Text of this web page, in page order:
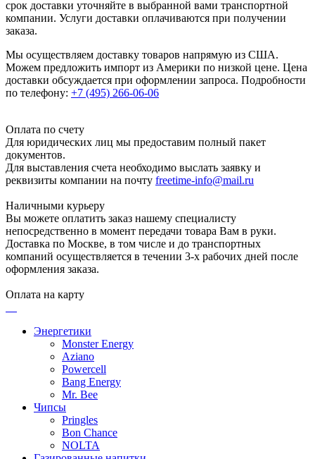
срок доставки уточняйте в выбранной вами транспортной
компании. Услуги доставки оплачиваются при получении
заказа.
Мы осуществляем доставку товаров напрямую из США.
Можем предложить импорт из Америки по низкой цене. Цена
доставки обсуждается при оформлении запроса. Подробности
по телефону: +7 (495) 266-06-06
Оплата по счету
Для юридических лиц мы предоставим полный пакет
документов.
Для выставления счета необходимо выслать заявку и
реквизиты компании на почту freetime-info@mail.ru
Наличными курьеру
Вы можете оплатить заказ нашему специалисту
непосредственно в момент передачи товара Вам в руки.
Доставка по Москве, в том числе и до транспортных
компаний осуществляется в течении 3-х рабочих дней после
оформления заказа.
Оплата на карту
Энергетики
Monster Energy
Aziano
Powercell
Bang Energy
Mr. Bee
Чипсы
Pringles
Bon Chance
NOLTA